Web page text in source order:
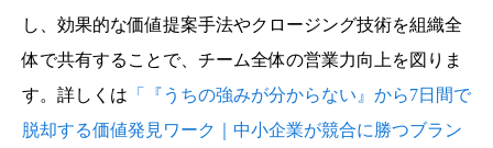
し、効果的な価値提案手法やクロージング技術を組織全
体で共有することで、チーム全体の営業力向上を図りま
す。詳しくは 「『うちの強みが分からない』から7日間で
脱却する価値発見ワーク｜中小企業が競合に勝つブラン